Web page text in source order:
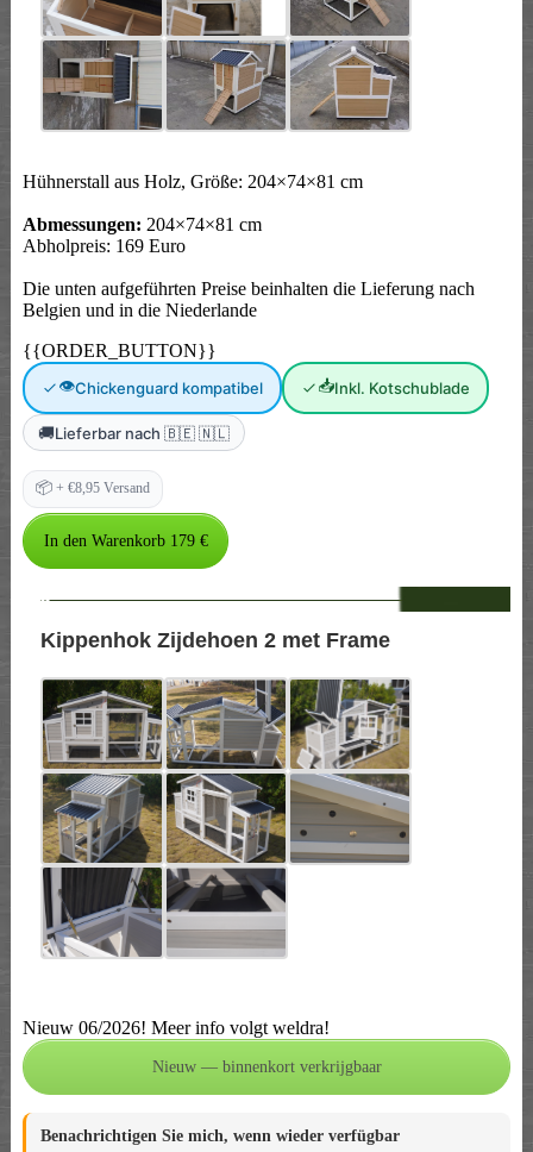
Hühnerstall aus Holz, Größe: 204×74×81 cm
Abmessungen: 204×74×81 cm
Abholpreis: 169 Euro
Die unten aufgeführten Preise beinhalten die Lieferung nach
Belgien und in die Niederlande
{{ORDER_BUTTON}}
👁Chickenguard kompatibel 📥Inkl. Kotschublade
🚚Lieferbar nach 🇧🇪 🇳🇱
📦 + €8,95 Versand
--
Kippenhok Zijdehoen 2 met Frame
Nieuw 06/2026! Meer info volgt weldra!
Benachrichtigen Sie mich, wenn wieder verfügbar